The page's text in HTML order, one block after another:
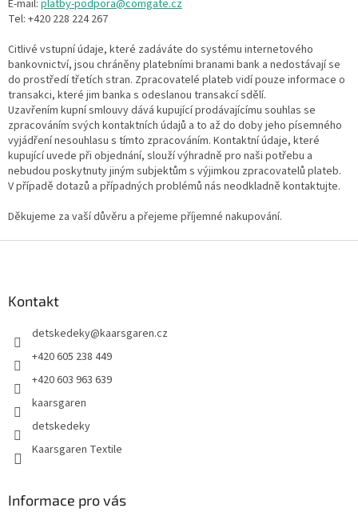
E-mail: platby-podpora@comgate.cz
Tel: +420 228 224 267
Citlivé vstupní údaje, které zadáváte do systému internetového
bankovnictví, jsou chráněny platebními branami bank a nedostávají se
do prostředí třetích stran. Zpracovatelé plateb vidí pouze informace o
transakci, které jim banka s odeslanou transakcí sdělí.
Uzavřením kupní smlouvy dává kupující prodávajícímu souhlas se
zpracováním svých kontaktních údajů a to až do doby jeho písemného
vyjádření nesouhlasu s tímto zpracováním. Kontaktní údaje, které
kupující uvede při objednání, slouží výhradně pro naši potřebu a
nebudou poskytnuty jiným subjektům s výjimkou zpracovatelů plateb.
V případě dotazů a případných problémů nás neodkladně kontaktujte.
Děkujeme za vaší důvěru a přejeme příjemné nakupování.
Kontakt
detskedeky@kaarsgaren.cz
+420 605 238 449
+420 603 963 639
kaarsgaren
detskedeky
Kaarsgaren Textile
Informace pro vás